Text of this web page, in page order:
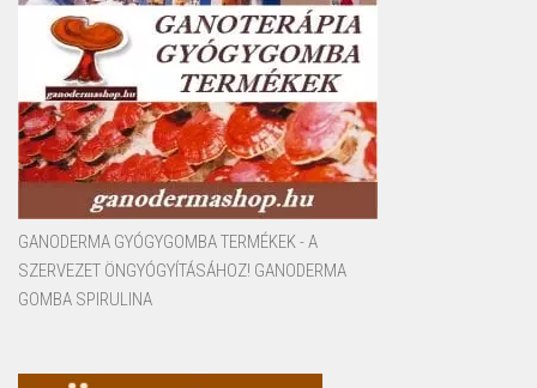
GANODERMA GYÓGYGOMBA TERMÉKEK - A
SZERVEZET ÖNGYÓGYÍTÁSÁHOZ! GANODERMA
GOMBA SPIRULINA